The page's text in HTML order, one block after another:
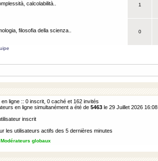
calcolabilità..
1
filosofia della scienza..
0
en ligne :: 0 inscrit, 0 caché et 162 invités
en ligne simultanément a été de 5463 le 29 Juillet 2026 16:08
inscrit
les utilisateurs actifs des 5 dernières minutes
Modérateurs globaux